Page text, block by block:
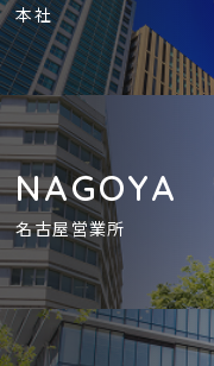
本社
NAGOYA
名古屋営業所